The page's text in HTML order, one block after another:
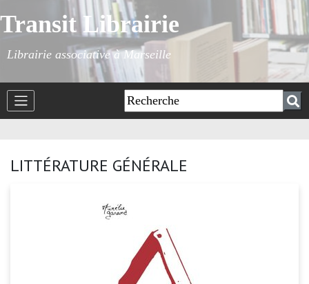
Transit Librairie
Librairie associative à Marseille
LITTÉRATURE GÉNÉRALE